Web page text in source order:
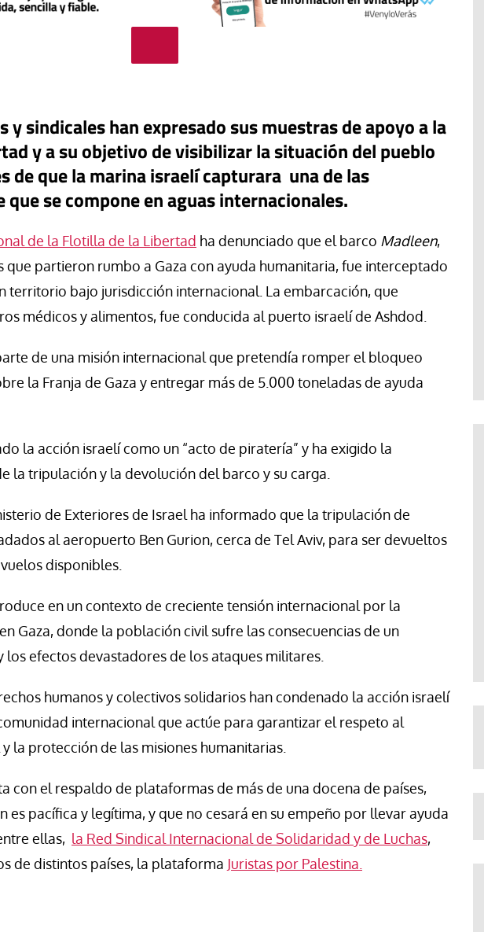
y sindicales han expresado sus muestras de apoyo a la
y a su objetivo de visibilizar la situación del pueblo
de que la marina israelí capturara una de las
que se compone en aguas internacionales.
de la Flotilla de la Libertad ha denunciado que el barco Madleen,
que partieron rumbo a Gaza con ayuda humanitaria, fue interceptado
territorio bajo jurisdicción internacional. La embarcación, que
médicos y alimentos, fue conducida al puerto israelí de Ashdod.
de una misión internacional que pretendía romper el bloqueo
la Franja de Gaza y entregar más de 5.000 toneladas de ayuda
la acción israelí como un “acto de piratería” y ha exigido la
la tripulación y la devolución del barco y su carga.
de Exteriores de Israel ha informado que la tripulación de
al aeropuerto Ben Gurion, cerca de Tel Aviv, para ser devueltos
disponibles.
en un contexto de creciente tensión internacional por la
Gaza, donde la población civil sufre las consecuencias de un
efectos devastadores de los ataques militares.
humanos y colectivos solidarios han condenado la acción israelí
internacional que actúe para garantizar el respeto al
la protección de las misiones humanitarias.
con el respaldo de plataformas de más de una docena de países,
es pacífica y legítima, y que no cesará en su empeño por llevar ayuda
ellas, la Red Sindical Internacional de Solidaridad y de Luchas,
de distintos países, la plataforma Juristas por Palestina.
Tribuna
La otra orilla
José Luis Iglesias
Movimientos populares y
sindicatos de Argentina marchan
en San Cayetano en demanda de
“paz, pan, tierra, techo y trabajo”
Jose Luis Palacios